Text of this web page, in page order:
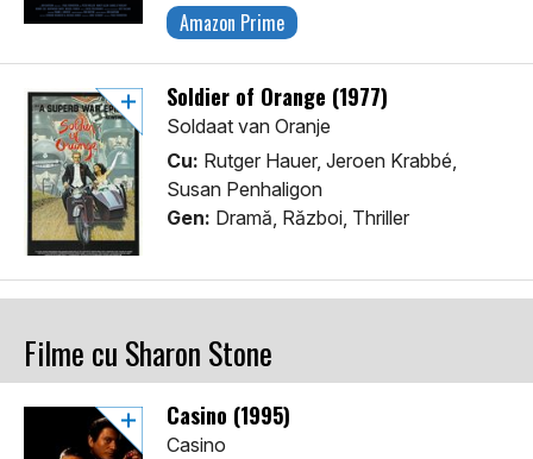
Amazon Prime
Soldier of Orange (1977)
Soldaat van Oranje
Cu: Rutger Hauer, Jeroen Krabbé,
Susan Penhaligon
Gen: Dramă, Război, Thriller
Filme cu Sharon Stone
Casino (1995)
Casino